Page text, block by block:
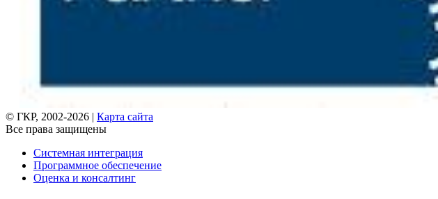
© ГКР, 2002-2026 | Карта сайта
Все права защищены
Системная интеграция
Программное обеспечение
Оценка и консалтинг